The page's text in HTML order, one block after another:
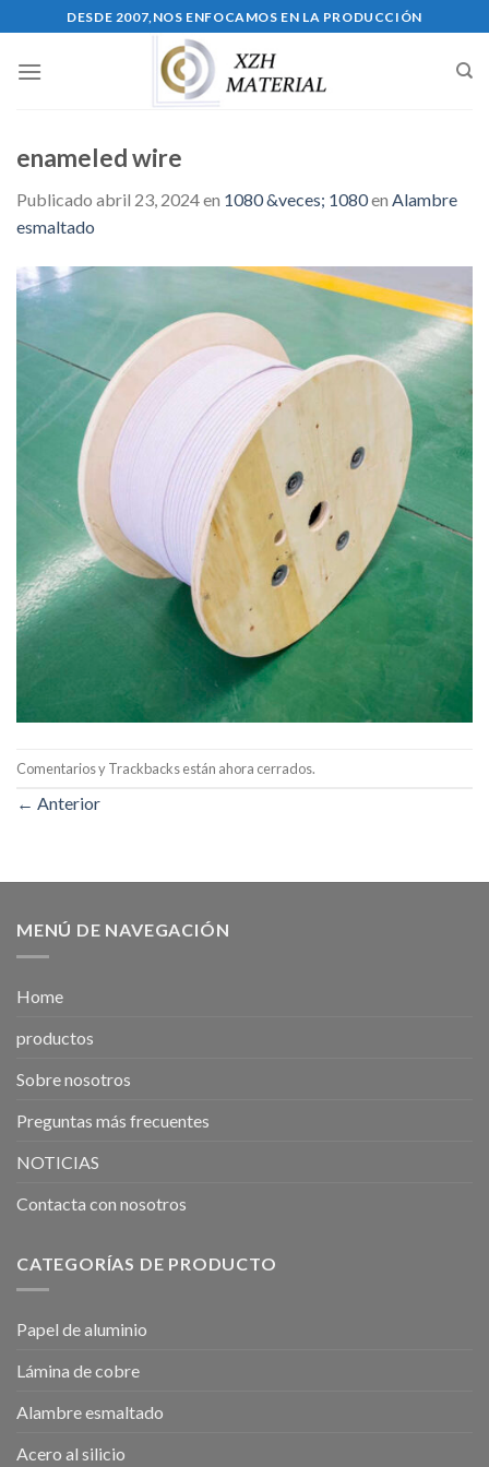
to
content
DESDE 2007,NOS ENFOCAMOS EN LA PRODUCCIÓN
enameled wire
Publicado abril 23, 2024en 1080 &veces; 1080en Alambre
esmaltado
Comentarios y Trackbacks están ahora cerrados.
← Anterior
MENÚ DE NAVEGACIÓN
Home
productos
Sobre nosotros
Preguntas más frecuentes
NOTICIAS
Contacta con nosotros
CATEGORÍAS DE PRODUCTO
Papel de aluminio
Lámina de cobre
Alambre esmaltado
Acero al silicio